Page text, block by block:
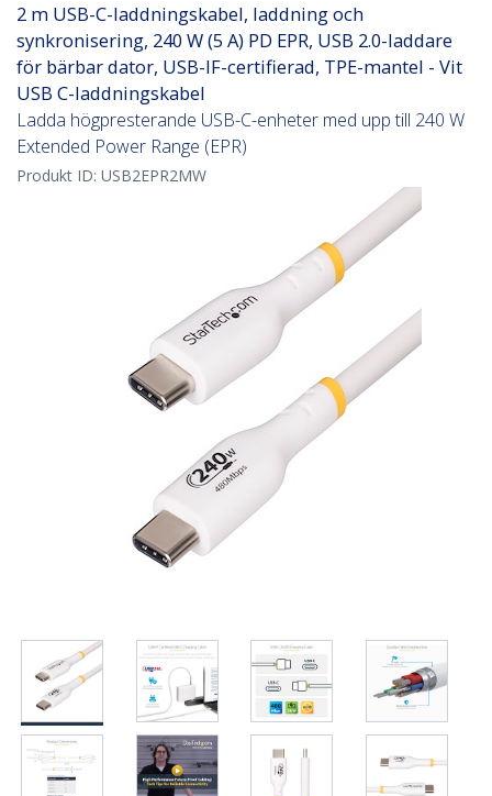
2 m USB-C-laddningskabel, laddning och
synkronisering, 240 W (5 A) PD EPR, USB 2.0-laddare
för bärbar dator, USB-IF-certifierad, TPE-mantel - Vit
USB C-laddningskabel
Ladda högpresterande USB-C-enheter med upp till 240 W
Extended Power Range (EPR)
Produkt ID: USB2EPR2MW